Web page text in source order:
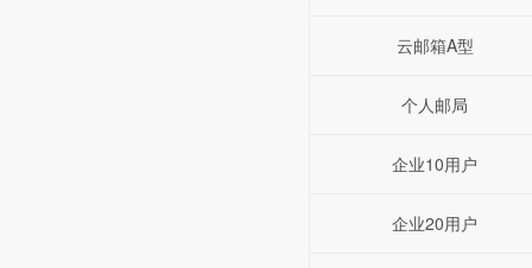
云邮箱A型
个人邮局
企业10用户
企业20用户